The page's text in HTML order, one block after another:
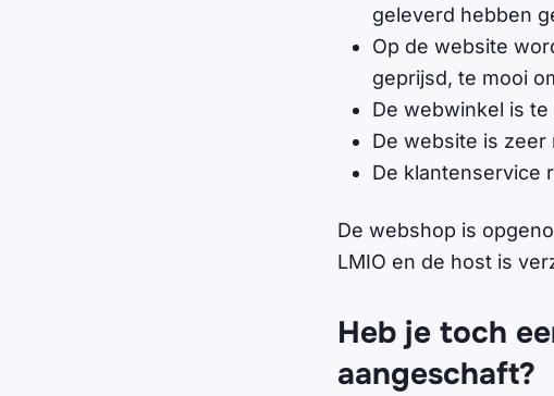
geleverd hebben
Op de website
geprijsd, te mooi
De webwinkel is
De website is
De klantenservice
De webshop is
LMIO en de host is
Heb je toch
aangeschaft?